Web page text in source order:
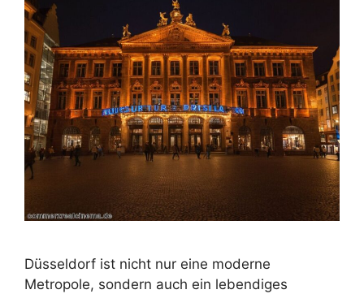
Düsseldorf ist nicht nur eine moderne
Metropole, sondern auch ein lebendiges